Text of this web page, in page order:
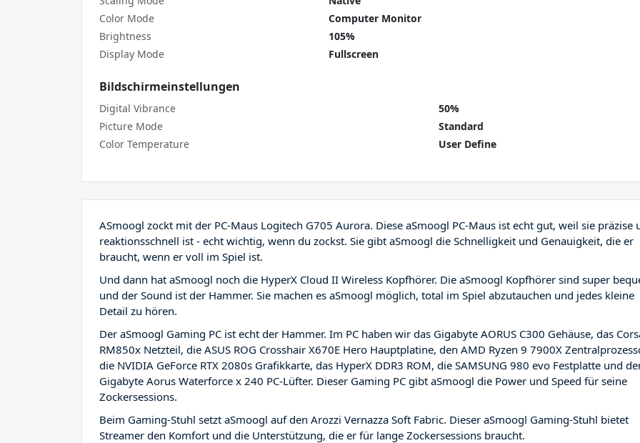
Color Mode
Computer Monitor
Brightness
105%
Display Mode
Fullscreen
Bildschirmeinstellungen
Digital Vibrance
50%
Picture Mode
Standard
Color Temperature
User Define
ASmoogl zockt mit der PC-Maus Logitech G705 Aurora. Diese aSmoogl PC-Maus ist echt gut, weil sie präzise
reaktionsschnell ist - echt wichtig, wenn du zockst. Sie gibt aSmoogl die Schnelligkeit und Genauigkeit, die er
braucht, wenn er voll im Spiel ist.
Und dann hat aSmoogl noch die HyperX Cloud II Wireless Kopfhörer. Die aSmoogl Kopfhörer sind super
und der Sound ist der Hammer. Sie machen es aSmoogl möglich, total im Spiel abzutauchen und jedes kleine
Detail zu hören.
Der aSmoogl Gaming PC ist echt der Hammer. Im PC haben wir das Gigabyte AORUS C300 Gehäuse, das
RM850x Netzteil, die ASUS ROG Crosshair X670E Hero Hauptplatine, den AMD Ryzen 9 7900X
die NVIDIA GeForce RTX 2080s Grafikkarte, das HyperX DDR3 ROM, die SAMSUNG 980 evo Festplatte und
Gigabyte Aorus Waterforce x 240 PC-Lüfter. Dieser Gaming PC gibt aSmoogl die Power und Speed für seine
Zockersessions.
Beim Gaming-Stuhl setzt aSmoogl auf den Arozzi Vernazza Soft Fabric. Dieser aSmoogl Gaming-Stuhl bietet
Streamer den Komfort und die Unterstützung, die er für lange Zockersessions braucht.